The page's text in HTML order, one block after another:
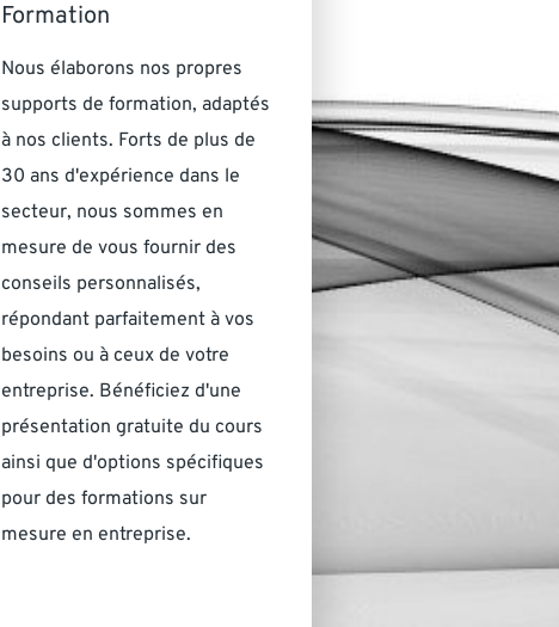
Formation
Nous élaborons nos propres
supports de formation, adaptés
à nos clients. Forts de plus de
30 ans d'expérience dans le
secteur, nous sommes en
mesure de vous fournir des
conseils personnalisés,
répondant parfaitement à vos
besoins ou à ceux de votre
entreprise. Bénéficiez d'une
présentation gratuite du cours
ainsi que d'options spécifiques
pour des formations sur
mesure en entreprise.